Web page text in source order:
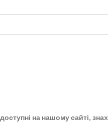
доступні на нашому сайті,